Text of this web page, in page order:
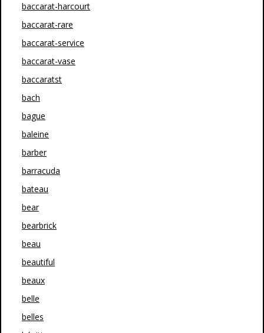
baccarat-harcourt
baccarat-rare
baccarat-service
baccarat-vase
baccaratst
bach
bague
baleine
barber
barracuda
bateau
bear
bearbrick
beau
beautiful
beaux
belle
belles